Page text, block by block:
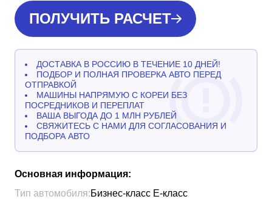
ПОЛУЧИТЬ РАСЧЕТ
ДОСТАВКА В РОССИЮ В ТЕЧЕНИЕ 10 ДНЕЙ!
ПОДБОР И ПОЛНАЯ ПРОВЕРКА АВТО ПЕРЕД
ОТПРАВКОЙ
МАШИНЫ НАПРЯМУЮ С КОРЕИ БЕЗ
ПОСРЕДНИКОВ И ПЕРЕПЛАТ
ВАША ВЫГОДА ДО 1 МЛН РУБЛЕЙ
СВЯЖИТЕСЬ С НАМИ ДЛЯ СОГЛАСОВАНИЯ И
ПОДБОРА АВТО
Основная информация:
Тип автомобиля:Бизнес-класс Е-класс